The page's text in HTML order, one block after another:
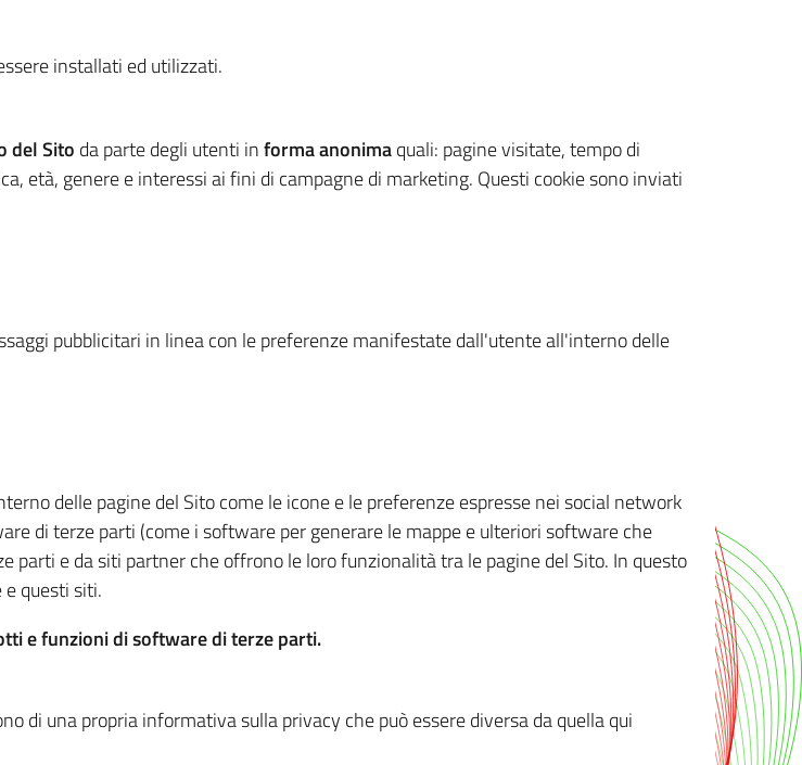
installati ed utilizzati.
del Sito da parte degli utenti informa anonimaquali: pagine visitate, tempo di
età, genere e interessi ai fini di campagne di marketing. Questi cookie sono inviati
pubblicitari in linea con le preferenze manifestate dall'utente all'interno delle
delle pagine del Sito come le icone e le preferenze espresse nei social network
di terze parti (come i software per generare le mappe e ulteriori software che
e da siti partner che offrono le loro funzionalità tra le pagine del Sito. In questo
questi siti.
e funzioni di software di terze parti.
di una propria informativa sulla privacy che può essere diversa da quella qui